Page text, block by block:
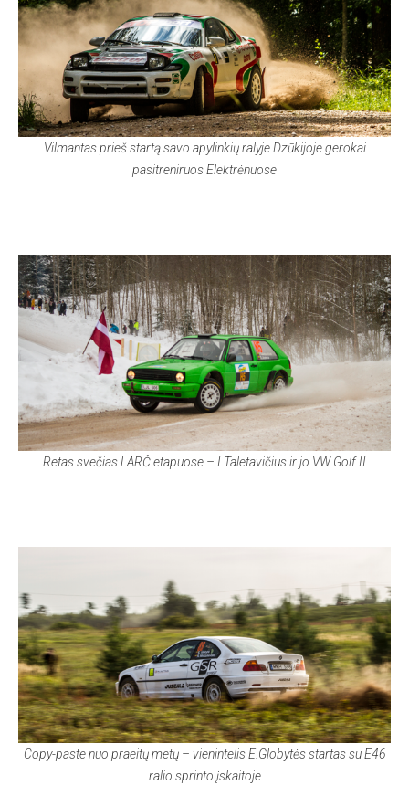
Vilmantas prieš startą savo apylinkių ralyje Dzūkijoje gerokai
pasitreniruos Elektrėnuose
Retas svečias LARČ etapuose – I.Taletavičius ir jo VW Golf II
Copy-paste nuo praeitų metų – vienintelis E.Globytės startas su E46
ralio sprinto įskaitoje